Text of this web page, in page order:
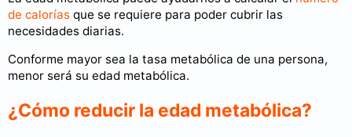
de calorías que se requiere para poder cubrir las
necesidades diarias.
Conforme mayor sea la tasa metabólica de una persona,
menor será su edad metabólica.
¿Cómo reducir la edad metabólica?